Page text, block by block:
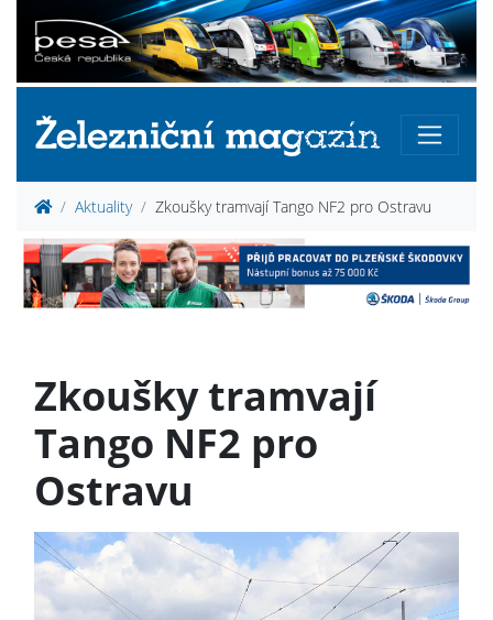
Aktuality Zkoušky tramvají Tango NF2 pro Ostravu
Zkoušky tramvají
Tango NF2 pro
Ostravu